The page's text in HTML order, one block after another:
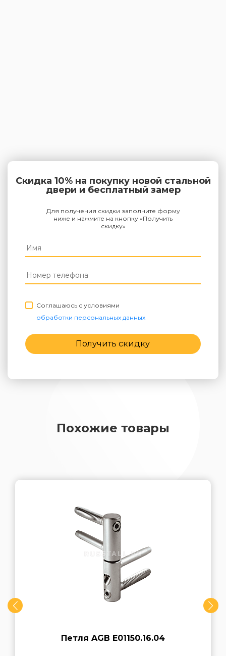
Скидка 10% на покупку новой стальной
двери и бесплатный замер
Для получения скидки заполните форму
ниже и нажмите на кнопку «Получить
скидку»
Соглашаюсь с условиями
обработки персональных данных
Получить скидку
Похожие товары
Петля AGB E01150.16.04